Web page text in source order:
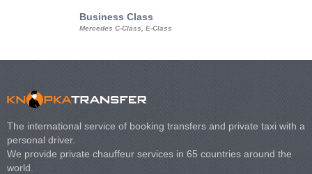
Business Class
Mercedes C-Class, E-Class
The international service of booking transfers and private taxi with a
personal driver.
We provide private chauffeur services in 65 countries around the
world.